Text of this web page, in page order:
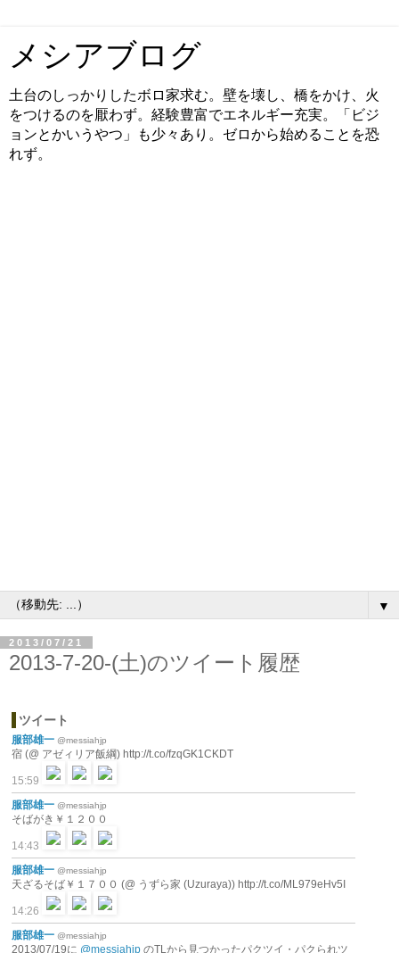
メシアブログ
土台のしっかりしたボロ家求む。壁を壊し、橋をかけ、火
をつけるのを厭わず。経験豊富でエネルギー充実。「ビジ
ョンとかいうやつ」も少々あり。ゼロから始めることを恐
れず。
▼
2013/07/21
2013-7-20-(土)のツイート履歴
ツイート
服部雄一 @messiahjp
宿 (@ アゼィリア飯綱) http://t.co/fzqGK1CKDT
15:59
服部雄一 @messiahjp
そばがき￥１２００
14:43
服部雄一 @messiahjp
天ざるそば￥１７００ (@ うずら家 (Uzuraya)) http://t.co/ML979eHv5I
14:26
服部雄一 @messiahjp
2013/07/19に @messiahjp のTLから見つかったパクツイ・パクられツ